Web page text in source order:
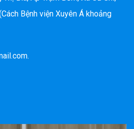
Bệnh viện Xuyên Á khoảng